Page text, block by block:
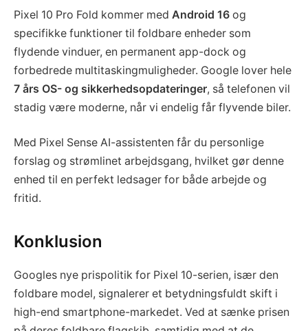
Pixel 10 Pro Fold kommer med Android 16 og
specifikke funktioner til foldbare enheder som
flydende vinduer, en permanent app-dock og
forbedrede multitaskingmuligheder. Google lover hele
7 års OS- og sikkerhedsopdateringer, så telefonen vil
stadig være moderne, når vi endelig får flyvende biler.
Med Pixel Sense AI-assistenten får du personlige
forslag og strømlinet arbejdsgang, hvilket gør denne
enhed til en perfekt ledsager for både arbejde og
fritid.
Konklusion
Googles nye prispolitik for Pixel 10-serien, især den
foldbare model, signalerer et betydningsfuldt skift i
high-end smartphone-markedet. Ved at sænke prisen